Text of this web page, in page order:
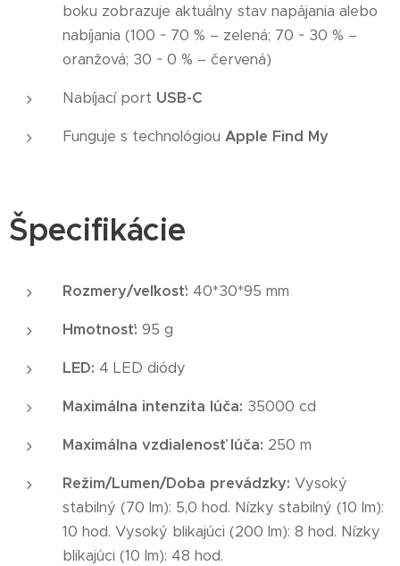
boku zobrazuje aktuálny stav napájania alebo
nabíjania (100 ~ 70 % – zelená; 70 ~ 30 % –
oranžová; 30 ~ 0 % – červená)
Nabíjací port USB-C
Funguje s technológiou Apple Find My
Špecifikácie
Rozmery/veľkosť: 40*30*95 mm
Hmotnosť: 95 g
LED: 4 LED diódy
Maximálna intenzita lúča: 35000 cd
Maximálna vzdialenosť lúča: 250 m
Režim/Lumen/Doba prevádzky: Vysoký
stabilný (70 lm): 5,0 hod. Nízky stabilný (10 lm):
10 hod. Vysoký blikajúci (200 lm): 8 hod. Nízky
blikajúci (10 lm): 48 hod.